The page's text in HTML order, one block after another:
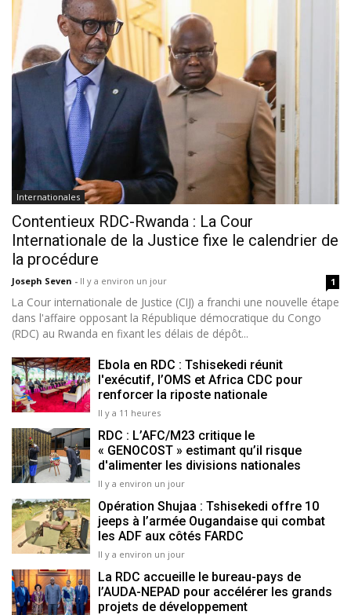
Internationales
Contentieux RDC-Rwanda : La Cour
Internationale de la Justice fixe le calendrier de
la procédure
Joseph Seven - Il y a environ un jour 1
La Cour internationale de Justice (CIJ) a franchi une nouvelle étape
dans l'affaire opposant la République démocratique du Congo
(RDC) au Rwanda en fixant les délais de dépôt...
Ebola en RDC : Tshisekedi réunit
l'exécutif, l’OMS et Africa CDC pour
renforcer la riposte nationale
Il y a 11 heures
RDC : L’AFC/M23 critique le
« GENOCOST » estimant qu’il risque
d'alimenter les divisions nationales
Il y a environ un jour
Opération Shujaa : Tshisekedi offre 10
jeeps à l’armée Ougandaise qui combat
les ADF aux côtés FARDC
Il y a environ un jour
La RDC accueille le bureau-pays de
l’AUDA-NEPAD pour accélérer les grands
projets de développement